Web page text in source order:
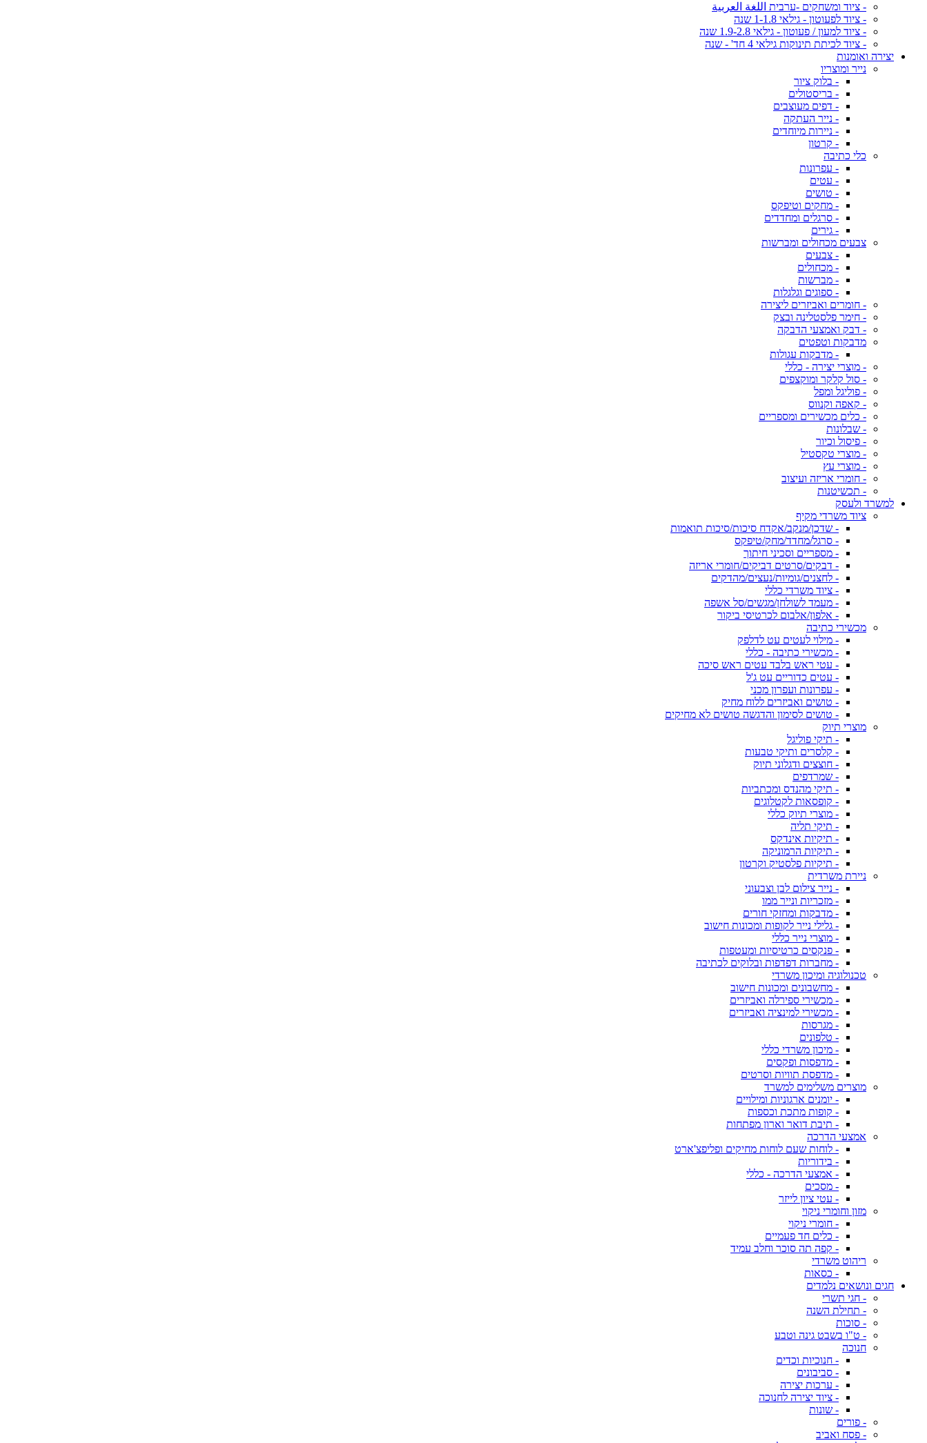
- ציוד ומשחקים -ערבית اللغة العربية
- ציוד לפעוטון - גילאי 1-1.8 שנה
- ציוד למעון / פעוטון - גילאי 1.9-2.8 שנה
- ציוד לכיתת תינוקות גילאי 4 חד' - שנה
יצירה ואומנות
נייר ומוצריו
- בלוק ציור
- בריסטולים
- דפים מעוצבים
- נייר העתקה
- ניירות מיוחדים
- קרטון
כלי כתיבה
- עפרונות
- עטים
- טושים
- מחקים וטיפקס
- סרגלים ומחדדים
- גירים
צבעים מכחולים ומברשות
- צבעים
- מכחולים
- מברשות
- ספוגים וגלגלות
- חומרים ואביזרים ליצירה
- חימר פלסטלינה ובצק
- דבק ואמצעי הדבקה
מדבקות וטפטים
- מדבקות עגולות
- מוצרי יצירה - כללי
- סול קלקר ומוקצפים
- פוליגל ומפל
- קאפה וקנווס
- כלים מכשירים ומספריים
- שבלונות
- פיסול וכיור
- מוצרי טקסטיל
- מוצרי עץ
- חומרי אריזה ועיצוב
- תכשיטנות
למשרד ולעסק
ציוד משרדי מקיף
- שדכן/מנקב/אקדח סיכות/סיכות תואמות
- סרגל/מחדד/מחק/טיפקס
- מספריים וסכיני חיתוך
- דבקים/סרטים דביקים/חומרי אריזה
- לחצנים/גומיות/נעצים/מהדקים
- ציוד משרדי כללי
- מעמד לשולחן/מגשים/סל אשפה
- אלפון/אלבום לכרטיסי ביקור
מכשירי כתיבה
- מילוי לעטים עט לדלפק
- מכשירי כתיבה - כללי
- עטי ראש בלבד עטים ראש סיכה
- עטים כדוריים עט ג'ל
- עפרונות ועפרון מכני
- טושים ואביזרים ללוח מחיק
- טושים לסימון והדגשה טושים לא מחיקים
מוצרי תיוק
- תיקי פוליגל
- קלסרים ותיקי טבעות
- חוצצים ודגלוני תיוק
- שמרדפים
- תיקי מהנדס ומכתביות
- קופסאות לקטלוגים
- מוצרי תיוק כללי
- תיקי תליה
- תיקיות אינדקס
- תיקיות הרמוניקה
- תיקיות פלסטיק וקרטון
ניירת משרדית
- נייר צילום לבן וצבעוני
- מזכריות ונייר ממו
- מדבקות ומחזקי חורים
- גלילי נייר לקופות ומכונות חישוב
- מוצרי נייר כללי
- פנקסים כרטיסיות ומעטפות
- מחברות דפדפות ובלוקים לכתיבה
טכנולוגיה ומיכון משרדי
- מחשבונים ומכונות חישוב
- מכשירי ספירלה ואביזרים
- מכשירי למינציה ואביזרים
- מגרסות
- טלפונים
- מיכון משרדי כללי
- מדפסות ופקסים
- מדפסת תוויות וסרטים
מוצרים משלימים למשרד
- יומנים ארגוניות ומילויים
- קופות מתכת וכספות
- תיבת דואר וארון מפתחות
אמצעי הדרכה
- לוחות שעם לוחות מחיקים ופליפצ'ארט
- בידוריות
- אמצעי הדרכה - כללי
- מסכים
- עטי ציון לייזר
מזון וחומרי ניקוי
- חומרי ניקוי
- כלים חד פעמיים
- קפה תה סוכר וחלב עמיד
ריהוט משרדי
- כסאות
חגים ונושאים נלמדים
- חגי תשרי
- תחילת השנה
- סוכות
- ט"ו בשבט גינה וטבע
חנוכה
- חנוכיות וכדים
- סביבונים
- ערכות יצירה
- ציוד יצירה לחנוכה
- שונות
- פורים
- פסח ואביב